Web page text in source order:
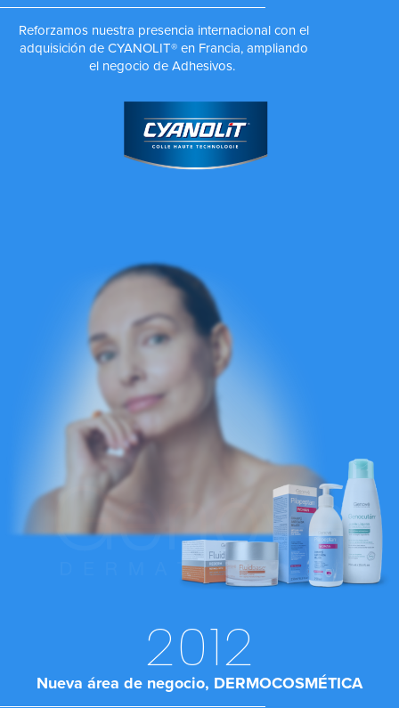
Reforzamos nuestra presencia internacional con el
adquisición de CYANOLIT® en Francia, ampliando
el negocio de Adhesivos.
2012
Nueva área de negocio, DERMOCOSMÉTICA